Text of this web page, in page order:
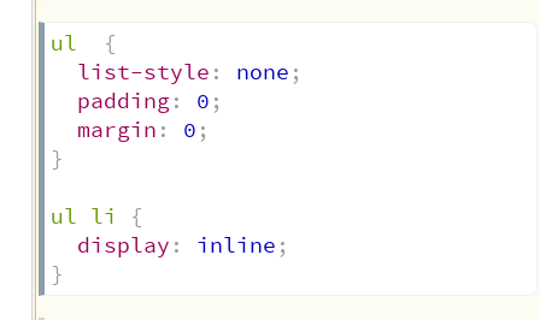
ul
{
list-style : none ;
padding: 0 ;
margin : 0 ;
}
ul li
{
display : inline ;
}